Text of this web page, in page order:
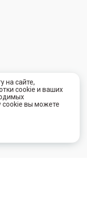
на сайте,
cookie и ваших
cookie вы можете